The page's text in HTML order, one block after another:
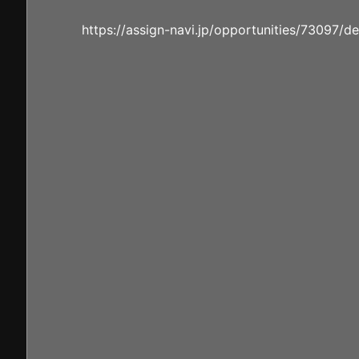
https://assign-navi.jp/opportunities/73097/